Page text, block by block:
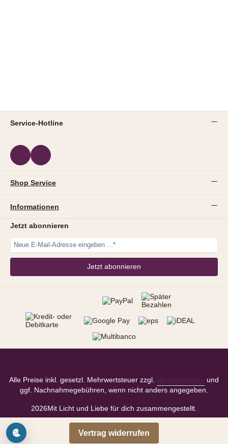
Service-Hotline
Shop Service
Informationen
Jetzt abonnieren
Jetzt abonnieren
Alle Preise inkl. gesetzl. Mehrwertsteuer zzgl. Versandkosten
und
ggf. Nachnahmegebühren, wenn nicht anders angegeben.
2026Mit Licht und Liebe für dich zusammengestellt.
Vertrag widerrufen